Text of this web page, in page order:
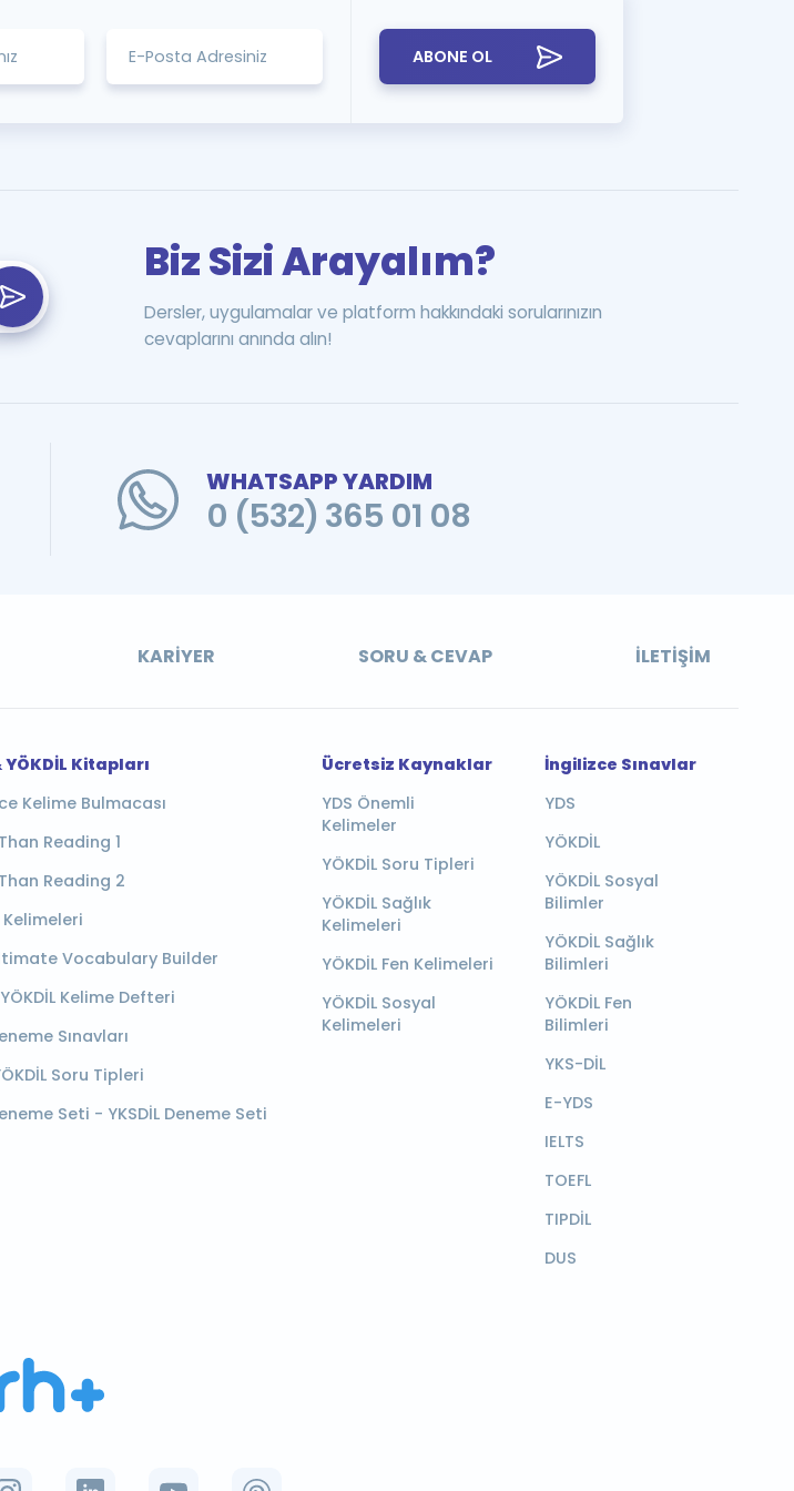
ABONE OL
Biz Sizi Arayalım?
Dersler, uygulamalar ve platform hakkındaki sorularınızın
cevaplarını anında alın!
WHATSAPP YARDIM
0 (532) 365 01 08
KARIYER SORU & CEVAP İLETIŞIM
YÖKDİL Kitapları
Kelime Bulmacası
Reading 1
Reading 2
Kelimeleri
Vocabulary Builder
Kelime Defteri
Sınavları
Soru Tipleri
Seti - YKSDİL Deneme Seti
Ücretsiz Kaynaklar
YDS Önemli
Kelimeler
YÖKDİL Soru Tipleri
YÖKDİL Sağlık
Kelimeleri
YÖKDİL Fen Kelimeleri
YÖKDİL Sosyal
Kelimeleri
İngilizce Sınavlar
YDS
YÖKDİL
YÖKDİL Sosyal
Bilimler
YÖKDİL Sağlık
Bilimleri
YÖKDİL Fen
Bilimleri
YKS-DİL
E-YDS
IELTS
TOEFL
TIPDİL
DUS